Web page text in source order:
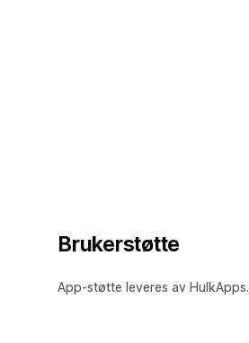
Brukerstøtte
App-støtte leveres av HulkApps.